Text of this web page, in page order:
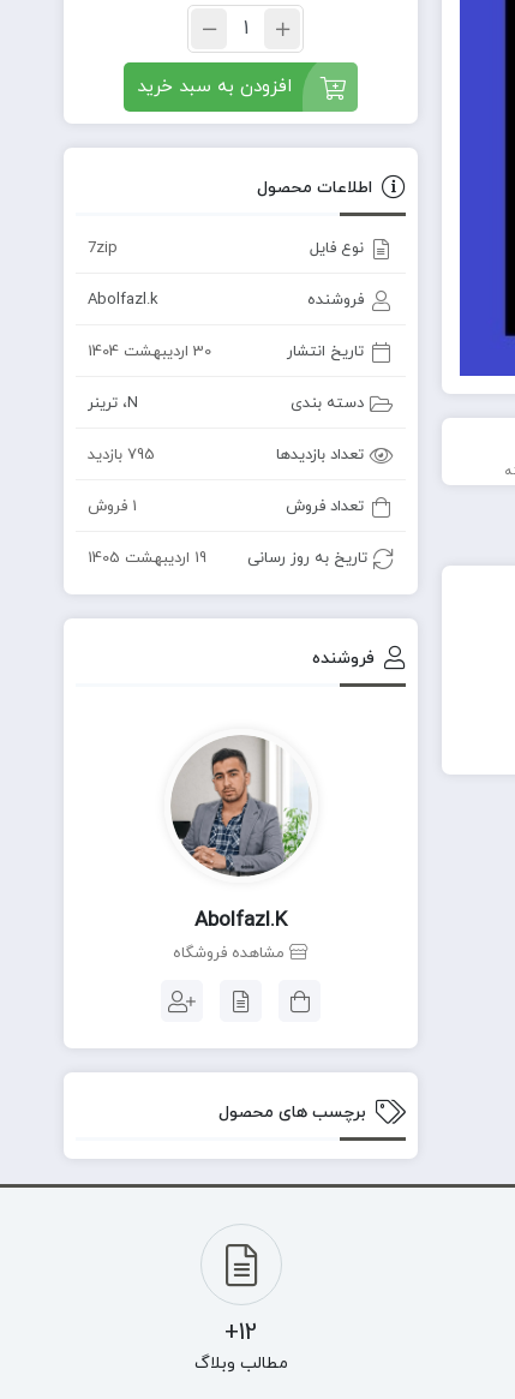
افزودن به سبد خرید
اطلاعات محصول
نوع فایل 7zip
فروشنده Abolfazl.k
تاریخ انتشار 30 اردیبهشت 1404
دسته بندی N، ترینر
تعداد بازدیدها 795 بازدید
تعداد فروش 1 فروش
تاریخ به روز رسانی 19 اردیبهشت 1405
فروشنده
Abolfazl.k
مشاهده فروشگاه
برچسب های محصول
12+
مطالب وبلاگ